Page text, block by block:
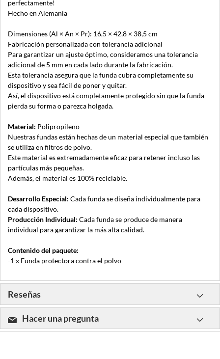
perfectamente!
Hecho en Alemania
Dimensiones (Al × An × Pr): 16,5 × 42,8 × 38,5 cm
Fabricación personalizada con tolerancia adicional
Para garantizar un ajuste óptimo, consideramos una tolerancia
adicional de 5 mm en cada lado durante la fabricación.
Esta tolerancia asegura que la funda cubra completamente su
dispositivo y sea fácil de poner y quitar.
Así, el dispositivo está completamente protegido sin que la funda
pierda su forma o parezca holgada.
Material: Polipropileno
Nuestras fundas están hechas de un material especial que también
se utiliza en filtros de polvo.
Este material es extremadamente eficaz para retener incluso las
partículas más pequeñas.
Además, el material es 100% reciclable.
Desarrollo Especial: Cada funda se diseña individualmente para
cada dispositivo.
Producción Individual: Cada funda se produce de manera
individual para garantizar la más alta calidad.
Contenido del paquete:
-1 x Funda protectora contra el polvo
Reseñas
Hacer una pregunta